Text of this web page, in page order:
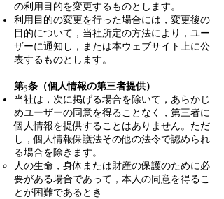
の利用目的を変更するものとします。
利用目的の変更を行った場合には，変更後の
目的について，当社所定の方法により，ユー
ザーに通知し，または本ウェブサイト上に公
表するものとします。
第5条（個人情報の第三者提供）
当社は，次に掲げる場合を除いて，あらかじ
めユーザーの同意を得ることなく，第三者に
個人情報を提供することはありません。ただ
し，個人情報保護法その他の法令で認められ
る場合を除きます。
人の生命，身体または財産の保護のために必
要がある場合であって，本人の同意を得るこ
とが困難であるとき